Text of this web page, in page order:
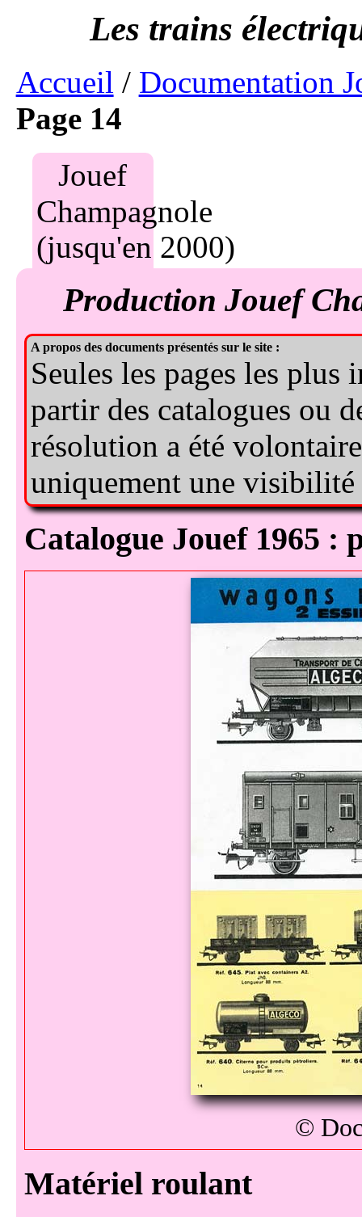
Accueil / Documentation
Page 14
Catalogue Jouef 1965 :
©